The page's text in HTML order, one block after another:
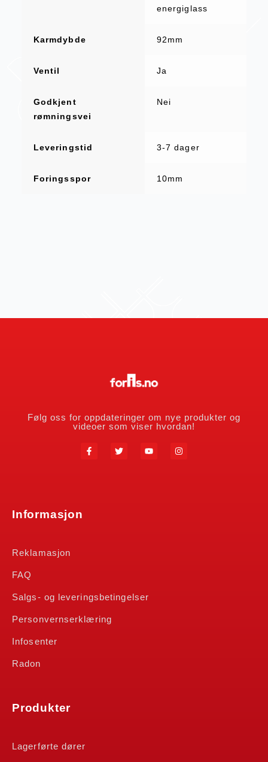
energiglass
Karmdybde 92mm
Ventil Ja
Godkjent
rømningsvei
Nei
Leveringstid 3-7 dager
Foringsspor 10mm
Følg oss for oppdateringer om nye produkter og
videoer som viser hvordan!
Informasjon
Reklamasjon
FAQ
Salgs- og leveringsbetingelser
Personvernserklæring
Infosenter
Radon
Produkter
Lagerførte dører